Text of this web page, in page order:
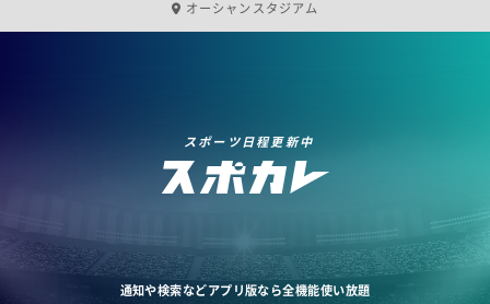
オーシャンスタジアム
スポーツ日程更新中
通知や検索などアプリ版なら全機能使い放題